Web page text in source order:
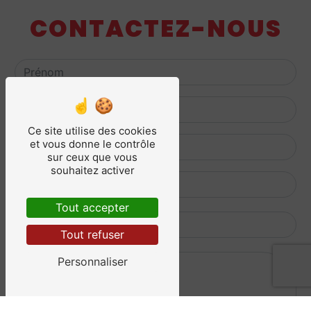
CONTACTEZ-NOUS
Ce site utilise des cookies
et vous donne le contrôle
sur ceux que vous
souhaitez activer
Tout accepter
Tout refuser
Personnaliser